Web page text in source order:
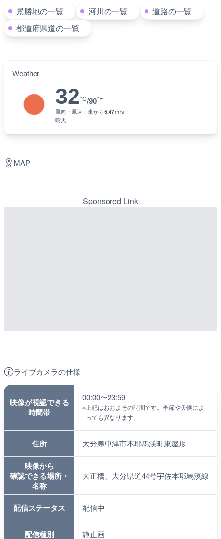
景勝地の一覧 河川の一覧
道路の一覧
都道府県道の一覧
Weather
32°C/90°F
風向・風速： 東から5.47ｍ/s
晴天
ライブカメラの仕様
映像が視認できる
時間帯
00:00〜23:59
※ 上記はおおよその時間です。季節や天候によ
っても異なります。
住所 大分県中津市本耶馬渓町東屋形
映像から
確認できる場所・
名称
大正橋、大分県道44号宇佐本耶馬溪線
配信ステータス 配信中
配信種別 静止画
MAP
Sponsored Link